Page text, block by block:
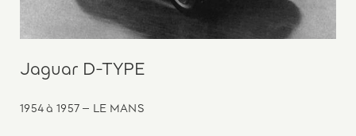
Jaguar D-TYPE
1954 à 1957 – LE MANS